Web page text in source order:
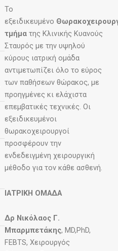
Το
εξειδικευμένο
τμήμα της Κλινικής Κυανούς
Σταυρός με την υψηλού
κύρους ιατρική ομάδα
αντιμετωπίζει όλο το εύρος
των παθήσεων θώρακος, με
προηγμένες κι ελάχιστα
επεμβατικές τεχνικές. Οι
εξειδικευμένοι
θωρακοχειρουργοί
προσφέρουν την
ενδεδειγμένη χειρουργική
μέθοδο για τον κάθε ασθενή.
ΙΑΤΡΙΚΗ ΟΜΑΔΑ
Δρ Νικόλαος Γ.
Μπαρμπετάκης, MD,PhD,
FEBTS, Χειρουργός